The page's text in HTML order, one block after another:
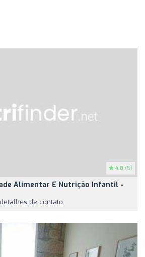
4.8 (5)
Alimentar E Nutrição Infantil -
de contato